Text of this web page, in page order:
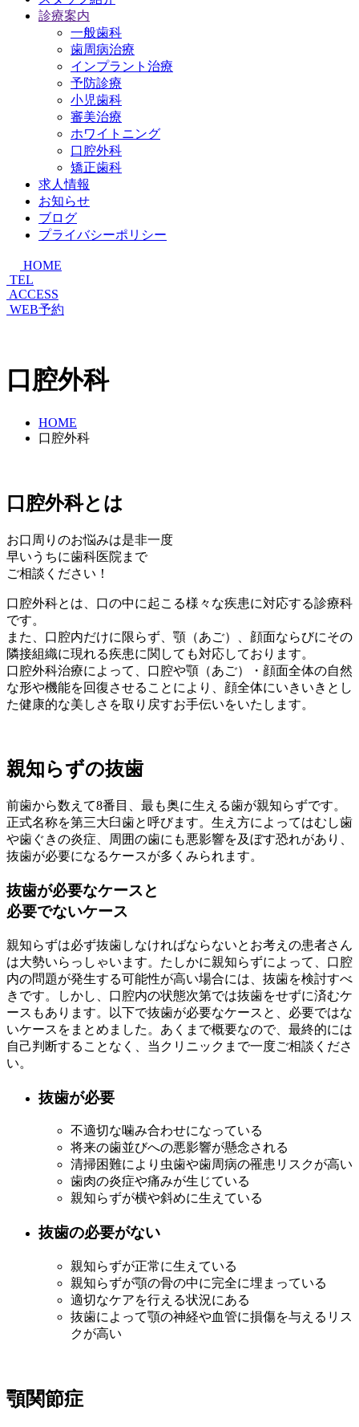
診療案内
一般歯科
歯周病治療
インプラント治療
予防診療
小児歯科
審美治療
ホワイトニング
口腔外科
矯正歯科
求人情報
お知らせ
ブログ
プライバシーポリシー
HOME
TEL
ACCESS
WEB予約
口腔外科
HOME
口腔外科
口腔外科とは
お口周りのお悩みは是非一度
早いうちに歯科医院まで
ご相談ください！
口腔外科とは、口の中に起こる様々な疾患に対応する診療科
です。
また、口腔内だけに限らず、顎（あご）、顔面ならびにその
隣接組織に現れる疾患に関しても対応しております。
口腔外科治療によって、口腔や顎（あご）・顔面全体の自然
な形や機能を回復させることにより、顔全体にいきいきとし
た健康的な美しさを取り戻すお手伝いをいたします。
親知らずの抜歯
前歯から数えて8番目、最も奥に生える歯が親知らずです。
正式名称を第三大臼歯と呼びます。生え方によってはむし歯
や歯ぐきの炎症、周囲の歯にも悪影響を及ぼす恐れがあり、
抜歯が必要になるケースが多くみられます。
抜歯が必要なケースと
必要でないケース
親知らずは必ず抜歯しなければならないとお考えの患者さん
は大勢いらっしゃいます。たしかに親知らずによって、口腔
内の問題が発生する可能性が高い場合には、抜歯を検討すべ
きです。しかし、口腔内の状態次第では抜歯をせずに済むケ
ースもあります。以下で抜歯が必要なケースと、必要ではな
いケースをまとめました。あくまで概要なので、最終的には
自己判断することなく、当クリニックまで一度ご相談くださ
い。
抜歯が必要
不適切な噛み合わせになっている
将来の歯並びへの悪影響が懸念される
清掃困難により虫歯や歯周病の罹患リスクが高い
歯肉の炎症や痛みが生じている
親知らずが横や斜めに生えている
抜歯の必要がない
親知らずが正常に生えている
親知らずが顎の骨の中に完全に埋まっている
適切なケアを行える状況にある
抜歯によって顎の神経や血管に損傷を与えるリス
クが高い
顎関節症